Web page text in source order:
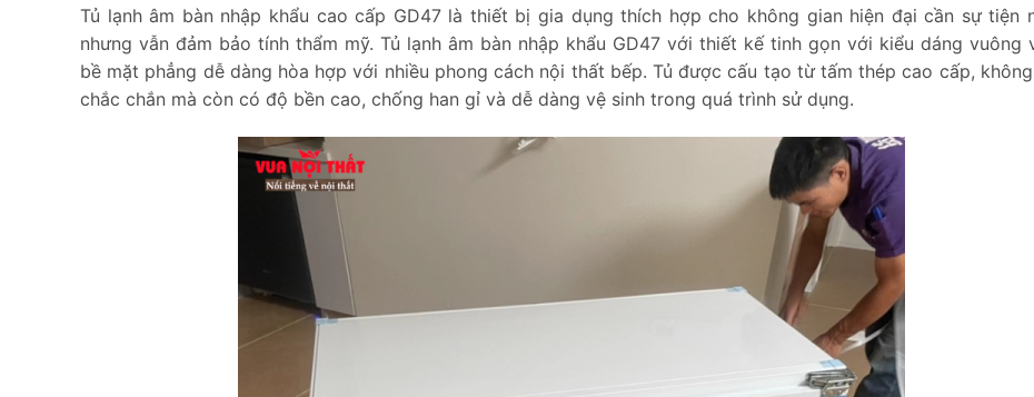
Tủ lạnh âm bàn nhập khẩu cao cấp GD47 là thiết bị gia dụng thích hợp cho không gian hiện đại cần sự tiện
nhưng vẫn đảm bảo tính thẩm mỹ. Tủ lạnh âm bàn nhập khẩu GD47 với thiết kế tinh gọn với kiểu dáng vuông
bề mặt phẳng dễ dàng hòa hợp với nhiều phong cách nội thất bếp. Tủ được cấu tạo từ tấm thép cao cấp,
chắc chắn mà còn có độ bền cao, chống han gỉ và dễ dàng vệ sinh trong quá trình sử dụng.